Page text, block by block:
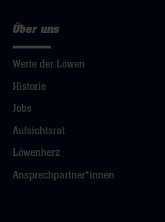
Über uns
Werte der Löwen
Historie
Jobs
Aufsichtsrat
Löwenherz
Ansprechpartner*innen